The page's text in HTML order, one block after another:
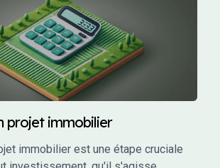
projet immobilier
immobilier est une étape cruciale